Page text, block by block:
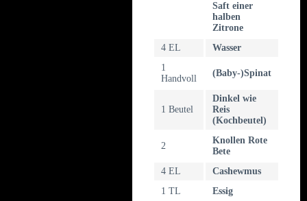
Saft einer
halben
Zitrone
4 EL
Wasser
1
Handvoll
(Baby-)Spinat
1 Beutel
Dinkel wie
Reis
(Kochbeutel)
2
Knollen Rote
Bete
4 EL
Cashewmus
1 TL
Essig